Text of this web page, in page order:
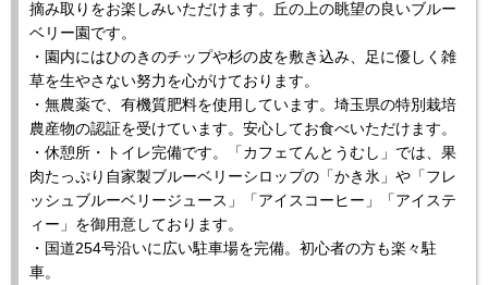
摘み取りをお楽しみいただけます。丘の上の眺望の良いブルー
ベリー園です。
・園内にはひのきのチップや杉の皮を敷き込み、足に優しく雑
草を生やさない努力を心がけております。
・無農薬で、有機質肥料を使用しています。埼玉県の特別栽培
農産物の認証を受けています。安心してお食べいただけます。
・休憩所・トイレ完備です。「カフェてんとうむし」では、果
肉たっぷり自家製ブルーベリーシロップの「かき氷」や「フレ
ッシュブルーベリージュース」「アイスコーヒー」「アイステ
ィー」を御用意しております。
・国道254号沿いに広い駐車場を完備。初心者の方も楽々駐
車。